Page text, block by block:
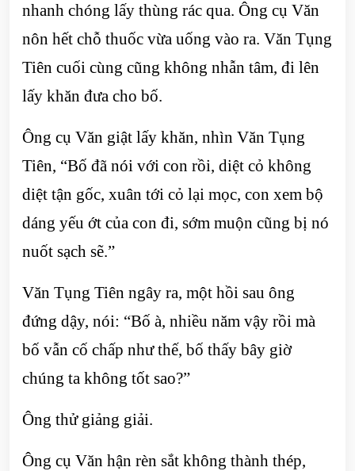
nhanh chóng lấy thùng rác qua. Ông cụ Văn
nôn hết chỗ thuốc vừa uống vào ra. Văn Tụng
Tiên cuối cùng cũng không nhẫn tâm, đi lên
lấy khăn đưa cho bố.
Ông cụ Văn giật lấy khăn, nhìn Văn Tụng
Tiên, “Bố đã nói với con rồi, diệt cỏ không
diệt tận gốc, xuân tới cỏ lại mọc, con xem bộ
dáng yếu ớt của con đi, sớm muộn cũng bị nó
nuốt sạch sẽ.”
Văn Tụng Tiên ngây ra, một hồi sau ông
đứng dậy, nói: “Bố à, nhiều năm vậy rồi mà
bố vẫn cố chấp như thế, bố thấy bây giờ
chúng ta không tốt sao?”
Ông thử giảng giải.
Ông cụ Văn hận rèn sắt không thành thép,